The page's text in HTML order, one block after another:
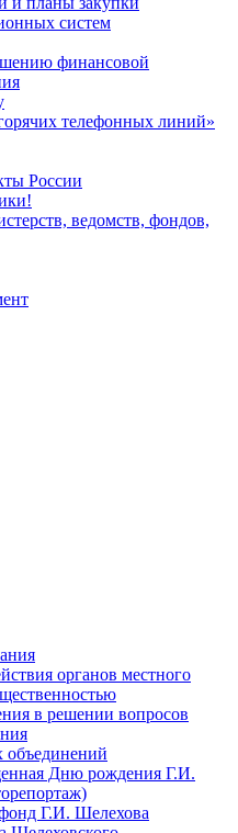
систем
финансовой
телефонных линий»
России
ведомств, фондов,
органов местного
в решении вопросов
объединений
Дню рождения Г.И.
Г.И. Шелехова